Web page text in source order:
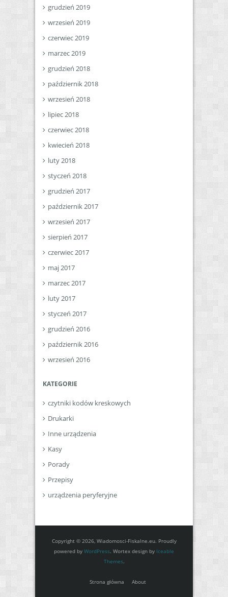
grudzień 2019
wrzesień 2019
czerwiec 2019
marzec 2019
grudzień 2018
październik 2018
wrzesień 2018
lipiec 2018
czerwiec 2018
kwiecień 2018
luty 2018
styczeń 2018
grudzień 2017
październik 2017
wrzesień 2017
sierpień 2017
czerwiec 2017
maj 2017
marzec 2017
luty 2017
styczeń 2017
grudzień 2016
październik 2016
wrzesień 2016
KATEGORIE
czytniki kodów kreskowych
Drukarki
Inne urządzenia
Kasy
Porady
Przepisy
urządzenia peryferyjne
Copyright © 2026, Wiadomosci-Fiskalne.eu. Proudly
powered by WordPress. Wortex design by Iceable
Themes.
Strona główna About